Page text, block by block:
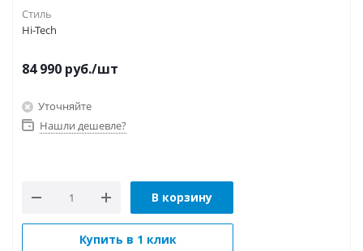
Стиль
Hi-Tech
84 990 руб./шт
Уточняйте
Нашли дешевле?
В корзину
Купить в 1 клик